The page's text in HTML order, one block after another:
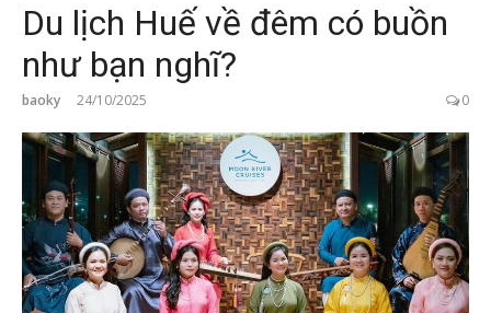
Du lịch Huế về đêm có buồn
như bạn nghĩ?
baoky 24/10/2025 0